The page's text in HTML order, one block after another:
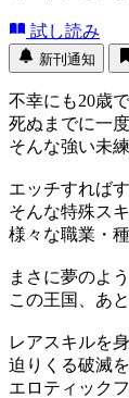
試し読み
新刊通知
不幸にも20歳
死ぬまでに一
そんな強い未
エッチすれば
そんな特殊ス
様々な職業・
まさに夢のよ
この王国、あ
レアスキルを
迫りくる破滅
エロティック